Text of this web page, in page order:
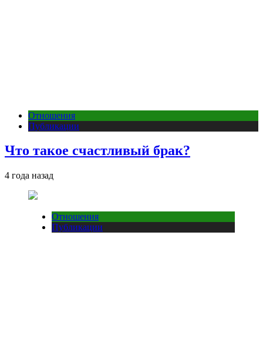
Отношения
Публикации
Что такое счастливый брак?
4 года назад
Отношения
Публикации